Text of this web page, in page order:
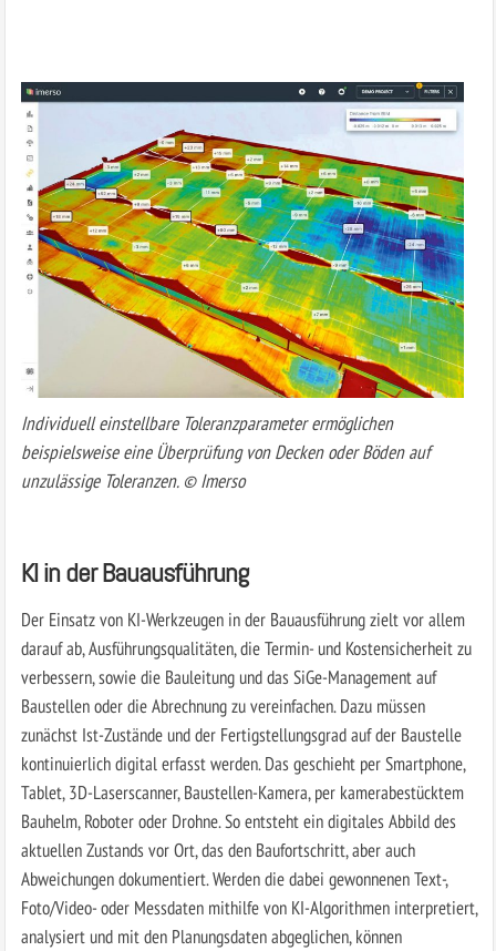
Individuell einstellbare Toleranzparameter ermöglichen
beispielsweise eine Überprüfung von Decken oder Böden auf
unzulässige Toleranzen. © Imerso
KI in der Bauausführung
Der Einsatz von KI-Werkzeugen in der Bauausführung zielt vor allem
darauf ab, Ausführungsqualitäten, die Termin- und Kostensicherheit zu
verbessern, sowie die Bauleitung und das SiGe-Management auf
Baustellen oder die Abrechnung zu vereinfachen. Dazu müssen
zunächst Ist-Zustände und der Fertigstellungsgrad auf der Baustelle
kontinuierlich digital erfasst werden. Das geschieht per Smartphone,
Tablet, 3D-Laserscanner, Baustellen-Kamera, per kamerabestücktem
Bauhelm, Roboter oder Drohne. So entsteht ein digitales Abbild des
aktuellen Zustands vor Ort, das den Baufortschritt, aber auch
Abweichungen dokumentiert. Werden die dabei gewonnenen Text-,
Foto/Video- oder Messdaten mithilfe von KI-Algorithmen interpretiert,
analysiert und mit den Planungsdaten abgeglichen, können